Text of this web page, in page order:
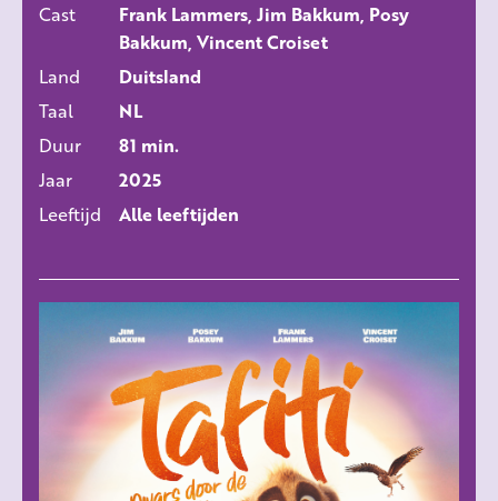
Cast
Frank Lammers, Jim Bakkum, Posy
Bakkum, Vincent Croiset
Land
Duitsland
Taal
NL
Duur
81 min.
Jaar
2025
Leeftijd
Alle leeftijden